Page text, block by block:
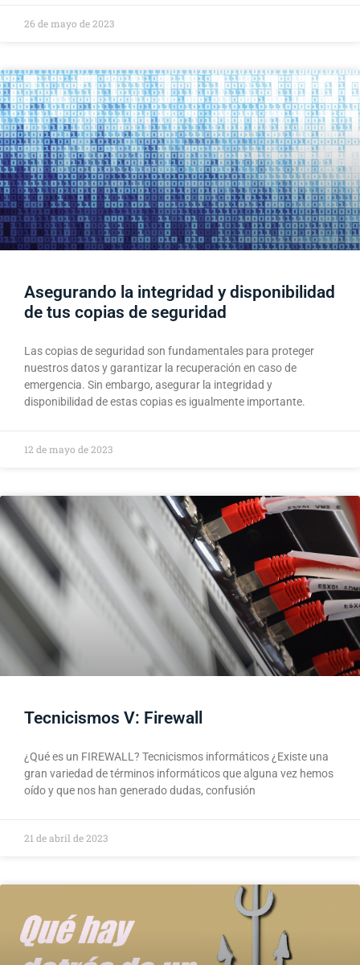
26 de mayo de 2023
Asegurando la integridad y disponibilidad
de tus copias de seguridad
Las copias de seguridad son fundamentales para proteger
nuestros datos y garantizar la recuperación en caso de
emergencia. Sin embargo, asegurar la integridad y
disponibilidad de estas copias es igualmente importante.
12 de mayo de 2023
Tecnicismos V: Firewall
¿Qué es un FIREWALL? Tecnicismos informáticos ¿Existe una
gran variedad de términos informáticos que alguna vez hemos
oído y que nos han generado dudas, confusión
21 de abril de 2023